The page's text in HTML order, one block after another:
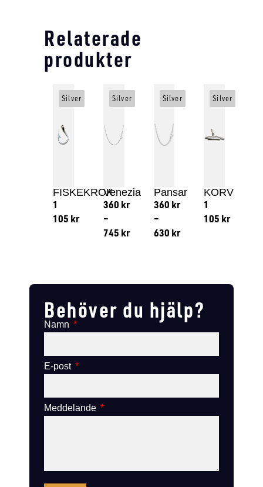
Relaterade
produkter
FISKEKROK
1
105 kr
Silver
Venezia
360 kr
–
745 kr
Silver
Pansar
360 kr
–
630 kr
Silver
KORV
1
105 kr
Silver
Behöver du hjälp?
Namn
E-post
Meddelande